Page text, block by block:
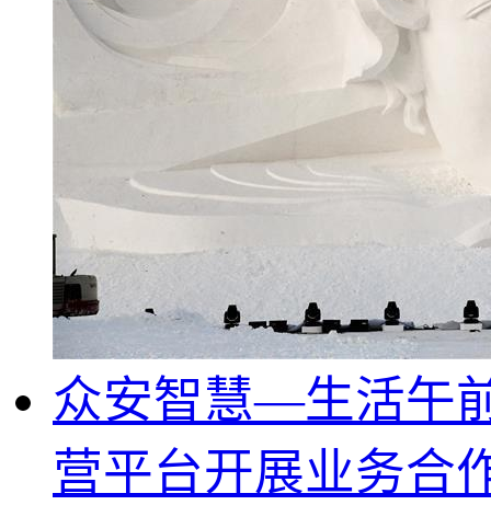
众安智慧—生活午
营平台开展业务合